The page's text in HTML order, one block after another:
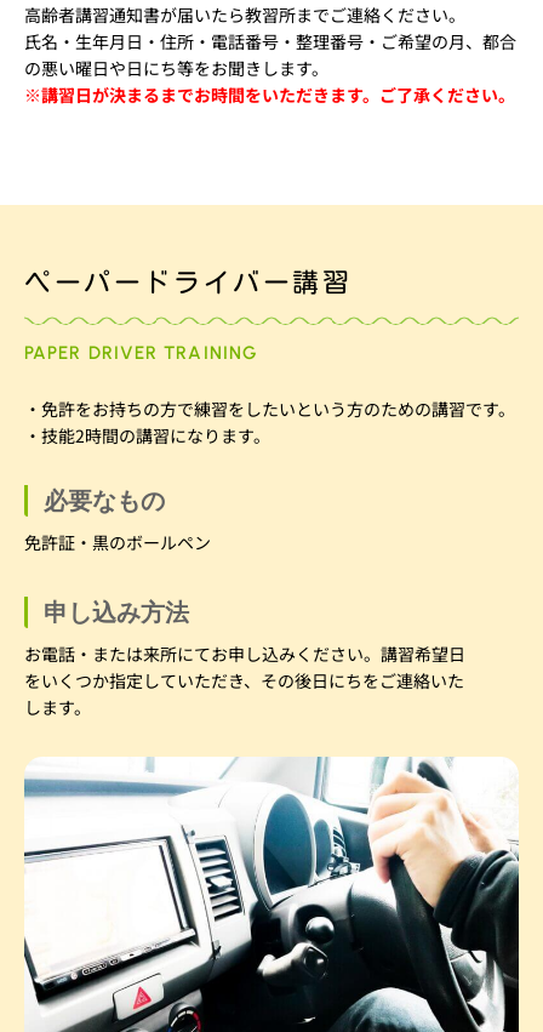
高齢者講習通知書が届いたら教習所までご連絡ください。
氏名・生年月日・住所・電話番号・整理番号・ご希望の月、都合
の悪い曜日や日にち等をお聞きします。
※講習日が決まるまでお時間をいただきます。ご了承ください。
ペーパードライバー講習
PAPER DRIVER TRAINING
・免許をお持ちの方で練習をしたいという方のための講習です。
・技能2時間の講習になります。
必要なもの
免許証・黒のボールペン
申し込み方法
お電話・または来所にてお申し込みください。講習希望日
をいくつか指定していただき、その後日にちをご連絡いた
します。